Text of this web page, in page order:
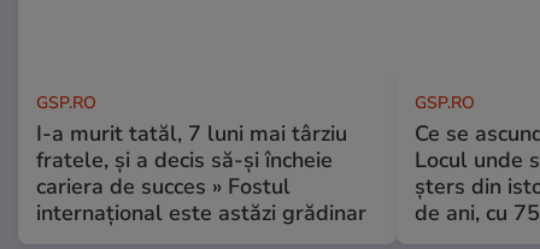
GSP.RO
I-a murit tatăl, 7 luni mai târziu
fratele, și a decis să-și încheie
cariera de succes » Fostul
internațional este astăzi grădinar
GSP.RO
Ce se
Locul unde
șters din
de ani, cu